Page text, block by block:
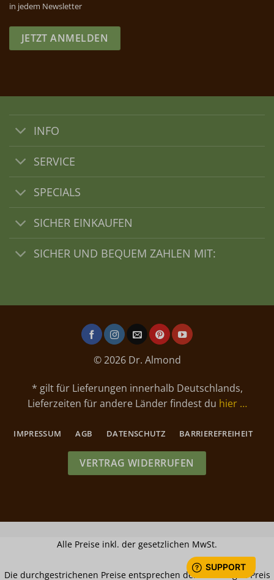
in jedem Newsletter
JETZT ANMELDEN
INFO
SERVICE
SPECIALS
SICHER EINKAUFEN
SICHER UND BEQUEM ZAHLEN MIT:
© 2026 Dr. Almond
* gilt für Lieferungen innerhalb Deutschlands,
Lieferzeiten für andere Länder findest du hier …
IMPRESSUM AGB DATENSCHUTZ BARRIEREFREIHEIT
VERTRAG WIDERRUFEN
Alle Preise inkl. der gesetzlichen MwSt.
Die durchgestrichenen Preise entsprechen dem bisherigen Preis